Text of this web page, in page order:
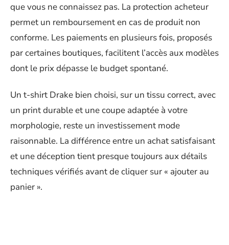
que vous ne connaissez pas. La protection acheteur
permet un remboursement en cas de produit non
conforme. Les paiements en plusieurs fois, proposés
par certaines boutiques, facilitent l’accès aux modèles
dont le prix dépasse le budget spontané.
Un t-shirt Drake bien choisi, sur un tissu correct, avec
un print durable et une coupe adaptée à votre
morphologie, reste un investissement mode
raisonnable. La différence entre un achat satisfaisant
et une déception tient presque toujours aux détails
techniques vérifiés avant de cliquer sur « ajouter au
panier ».